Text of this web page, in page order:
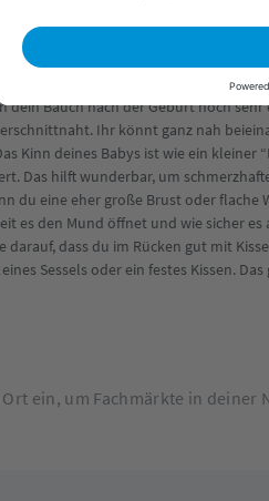
für spezielle
dein Bauch nach der Geburt noch
Ihr könnt ganz nah
Kinn deines Babys ist wie ein kleiner
Das hilft wunderbar, um
du eine eher große Brust oder flache
es den Mund öffnet und wie sicher es
darauf, dass du im Rücken gut mit
Sessels oder ein festes Kissen.
ein, um Fachmärkte in deiner